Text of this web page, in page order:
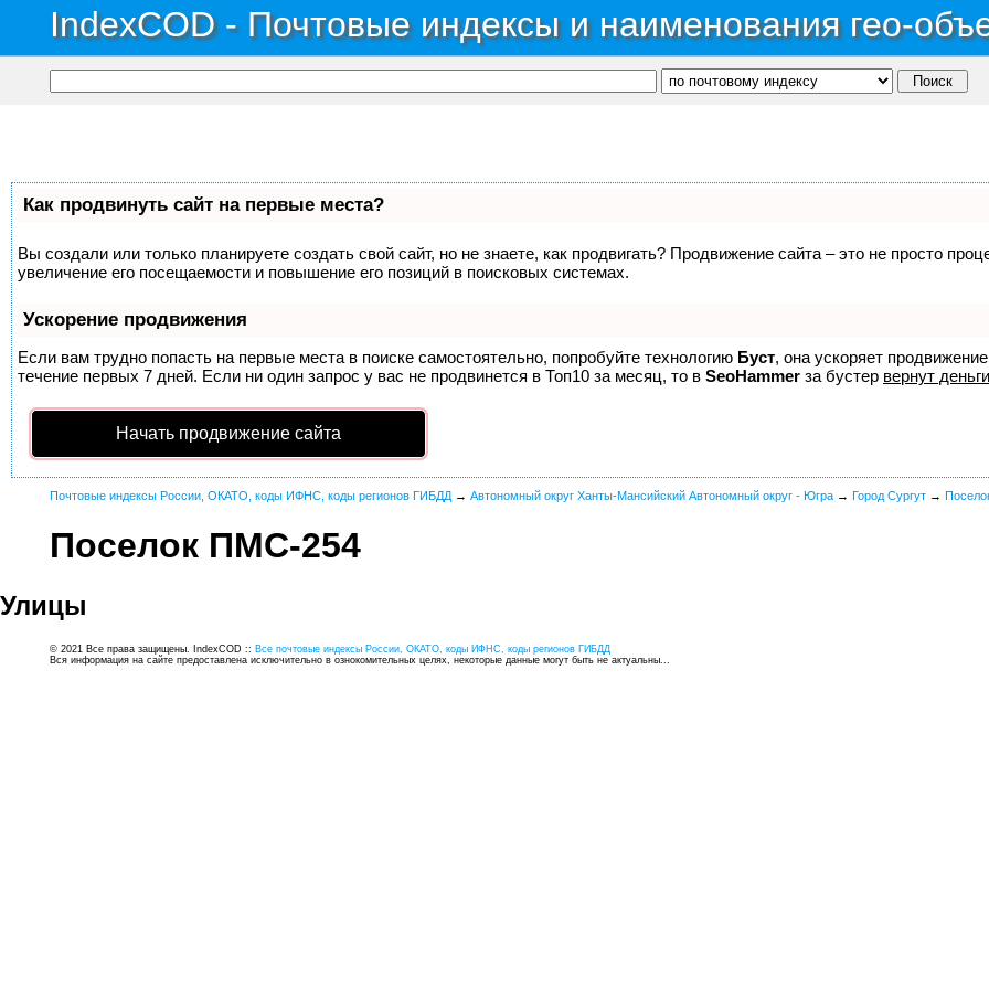
IndexCOD - Почтовые индексы и наименования гео-
Как продвинуть сайт на первые места?
Вы создали или только планируете создать свой сайт, но не знаете, как продвигать? Продвижение сайта – это не просто
увеличение его посещаемости и повышение его позиций в поисковых системах.
Ускорение продвижения
Если вам трудно попасть на первые места в поиске самостоятельно, попробуйте технологию Буст, она ускоряет
течение первых 7 дней. Если ни один запрос у вас не продвинется в Топ10 за месяц, то в SeoHammer за бустер вернут
Начать продвижение сайта
Почтовые индексы России, ОКАТО, коды ИФНС, коды регионов ГИБДД → Автономный округ Ханты-Мансийский Автономный округ - Югра → Город Сургут →
Поселок ПМС-254
Улицы
© 2021 Все права защищены. IndexCOD :: Все почтовые индексы России, ОКАТО, коды ИФНС, коды регионов ГИБДД
Вся информация на сайте предоставлена исключительно в ознокомительных целях, некоторые данные могут быть не актуальны...